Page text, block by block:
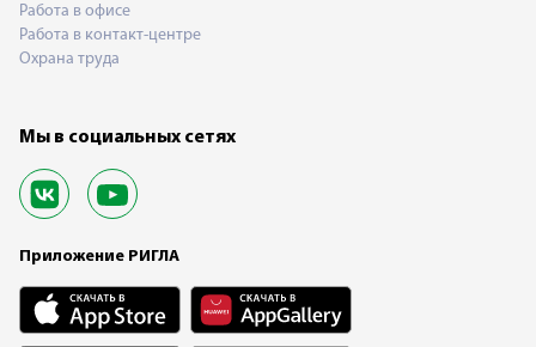
Работа в офисе
Работа в контакт-центре
Охрана труда
Мы в социальных сетях
Приложение РИГЛА